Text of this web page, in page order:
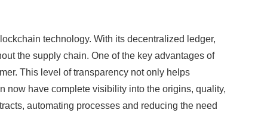
technology. With its decentralized ledger,
the supply chain. One of the key advantages of
This level of transparency not only helps
now have complete visibility into the origins, quality,
automating processes and reducing the need